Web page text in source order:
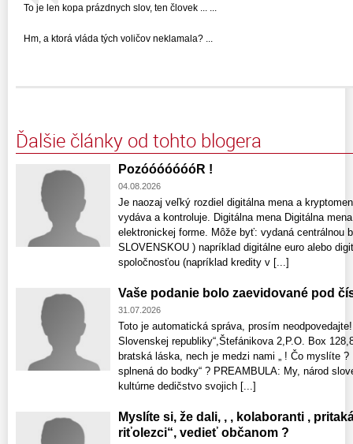
To je len kopa prázdnych slov, ten človek ... ...
Hm, a ktorá vláda tých voličov neklamala? ...
Ďalšie články od tohto blogera
PozóóóóóóóR !
04.08.2026
Je naozaj veľký rozdiel digitálna mena a
vydáva a kontroluje. Digitálna mena Digitálna
elektronickej forme. Môže byť: vydaná centrálnou
SLOVENSKOU ) napríklad digitálne euro alebo
spoločnosťou (napríklad kredity v [...]
Vaše podanie bolo zaevidované pod
31.07.2026
Toto je automatická správa, prosím
Slovenskej republiky“,Štefánikova 2,P.O. Box
bratská láska, nech je medzi nami „ ! Čo myslíte
splnená do bodky“ ? PREAMBULA: My, národ
kultúrne dedičstvo svojich [...]
Myslíte si, že dali, , , kolaboranti ,
riťolezci“, vedieť občanom ?